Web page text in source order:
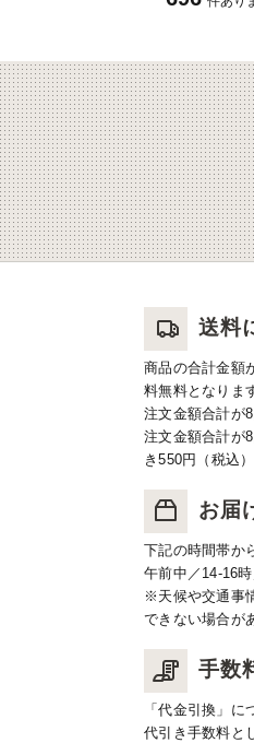
送料
商品の合計金額
料無料となりま
注文金額合計が
注文金額合計が
き550円（税込）
お届
下記の時間帯か
午前中／14-16
※天候や交通事
できない場合が
手数
「代金引換」に
代引き手数料と